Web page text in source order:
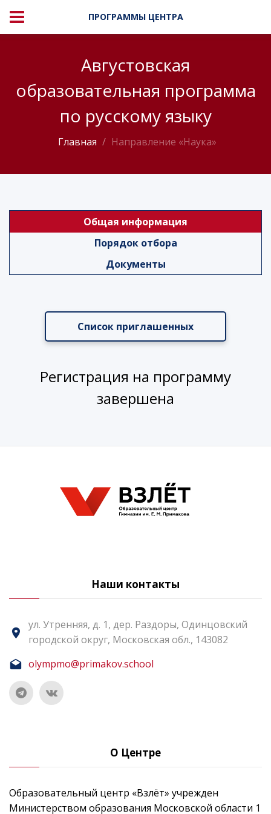
ПРОГРАММЫ ЦЕНТРА
Августовская
образовательная программа
по русскому языку
Главная Направление «Наука»
Общая информация
Порядок отбора
Документы
Список приглашенных
Регистрация на программу
завершена
Наши контакты
ул. Утренняя, д. 1, дер. Раздоры, Одинцовский
городской округ, Московская обл., 143082
olympmo@primakov.school
О Центре
Образовательный центр «Взлёт» учрежден
Министерством образования Московской области 1